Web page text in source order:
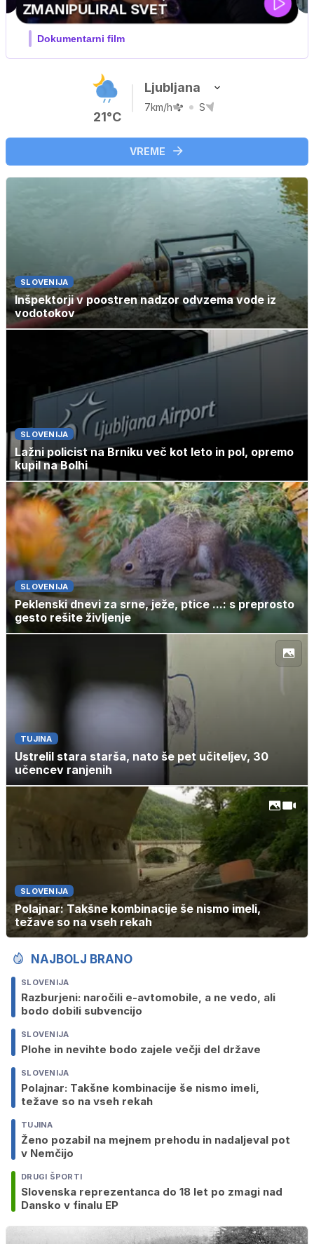
MOJ PRIJATELJ PINGVIN
Film meseca / družinski, pustolovski
21°C
Ljubljana
7km/h S
VREME
SLOVENIJA
Inšpektorji v poostren nadzor odvzema vode iz
vodotokov
SLOVENIJA
Lažni policist na Brniku več kot leto in pol, opremo
kupil na Bolhi
SLOVENIJA
Peklenski dnevi za srne, ježe, ptice ...: s preprosto
gesto rešite življenje
TUJINA
Ustrelil stara starša, nato še pet učiteljev, 30
učencev ranjenih
SLOVENIJA
Polajnar: Takšne kombinacije še nismo imeli,
težave so na vseh rekah
NAJBOLJ BRANO
SLOVENIJA
Razburjeni: naročili e-avtomobile, a ne vedo, ali
bodo dobili subvencijo
SLOVENIJA
Plohe in nevihte bodo zajele večji del države
SLOVENIJA
Polajnar: Takšne kombinacije še nismo imeli,
težave so na vseh rekah
TUJINA
Ženo pozabil na mejnem prehodu in nadaljeval pot
v Nemčijo
DRUGI ŠPORTI
Slovenska reprezentanca do 18 let po zmagi nad
Dansko v finalu EP